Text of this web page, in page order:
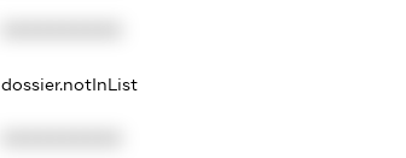
dossier.notInList